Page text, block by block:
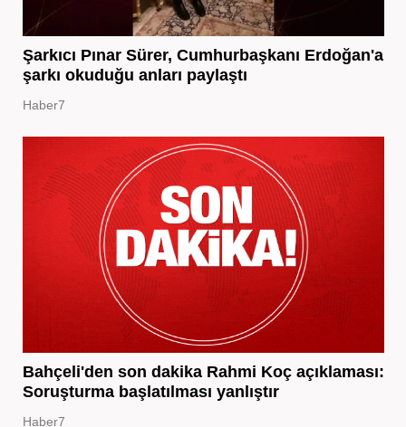
Şarkıcı Pınar Sürer, Cumhurbaşkanı Erdoğan'a
şarkı okuduğu anları paylaştı
Haber7
Bahçeli'den son dakika Rahmi Koç açıklaması:
Soruşturma başlatılması yanlıştır
Haber7